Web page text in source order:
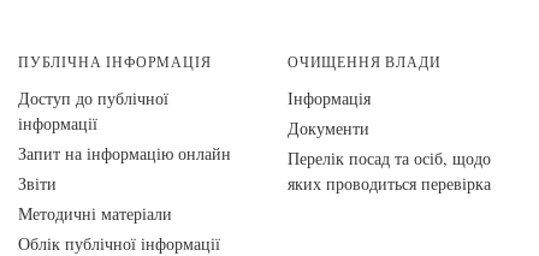
ПУБЛІЧНА ІНФОРМАЦІЯ
Доступ до публічної
інформації
Запит на інформацію онлайн
Звіти
Методичні матеріали
Облік публічної інформації
ОЧИЩЕННЯ ВЛАДИ
Інформація
Документи
Перелік посад та осіб, щодо
яких проводиться перевірка